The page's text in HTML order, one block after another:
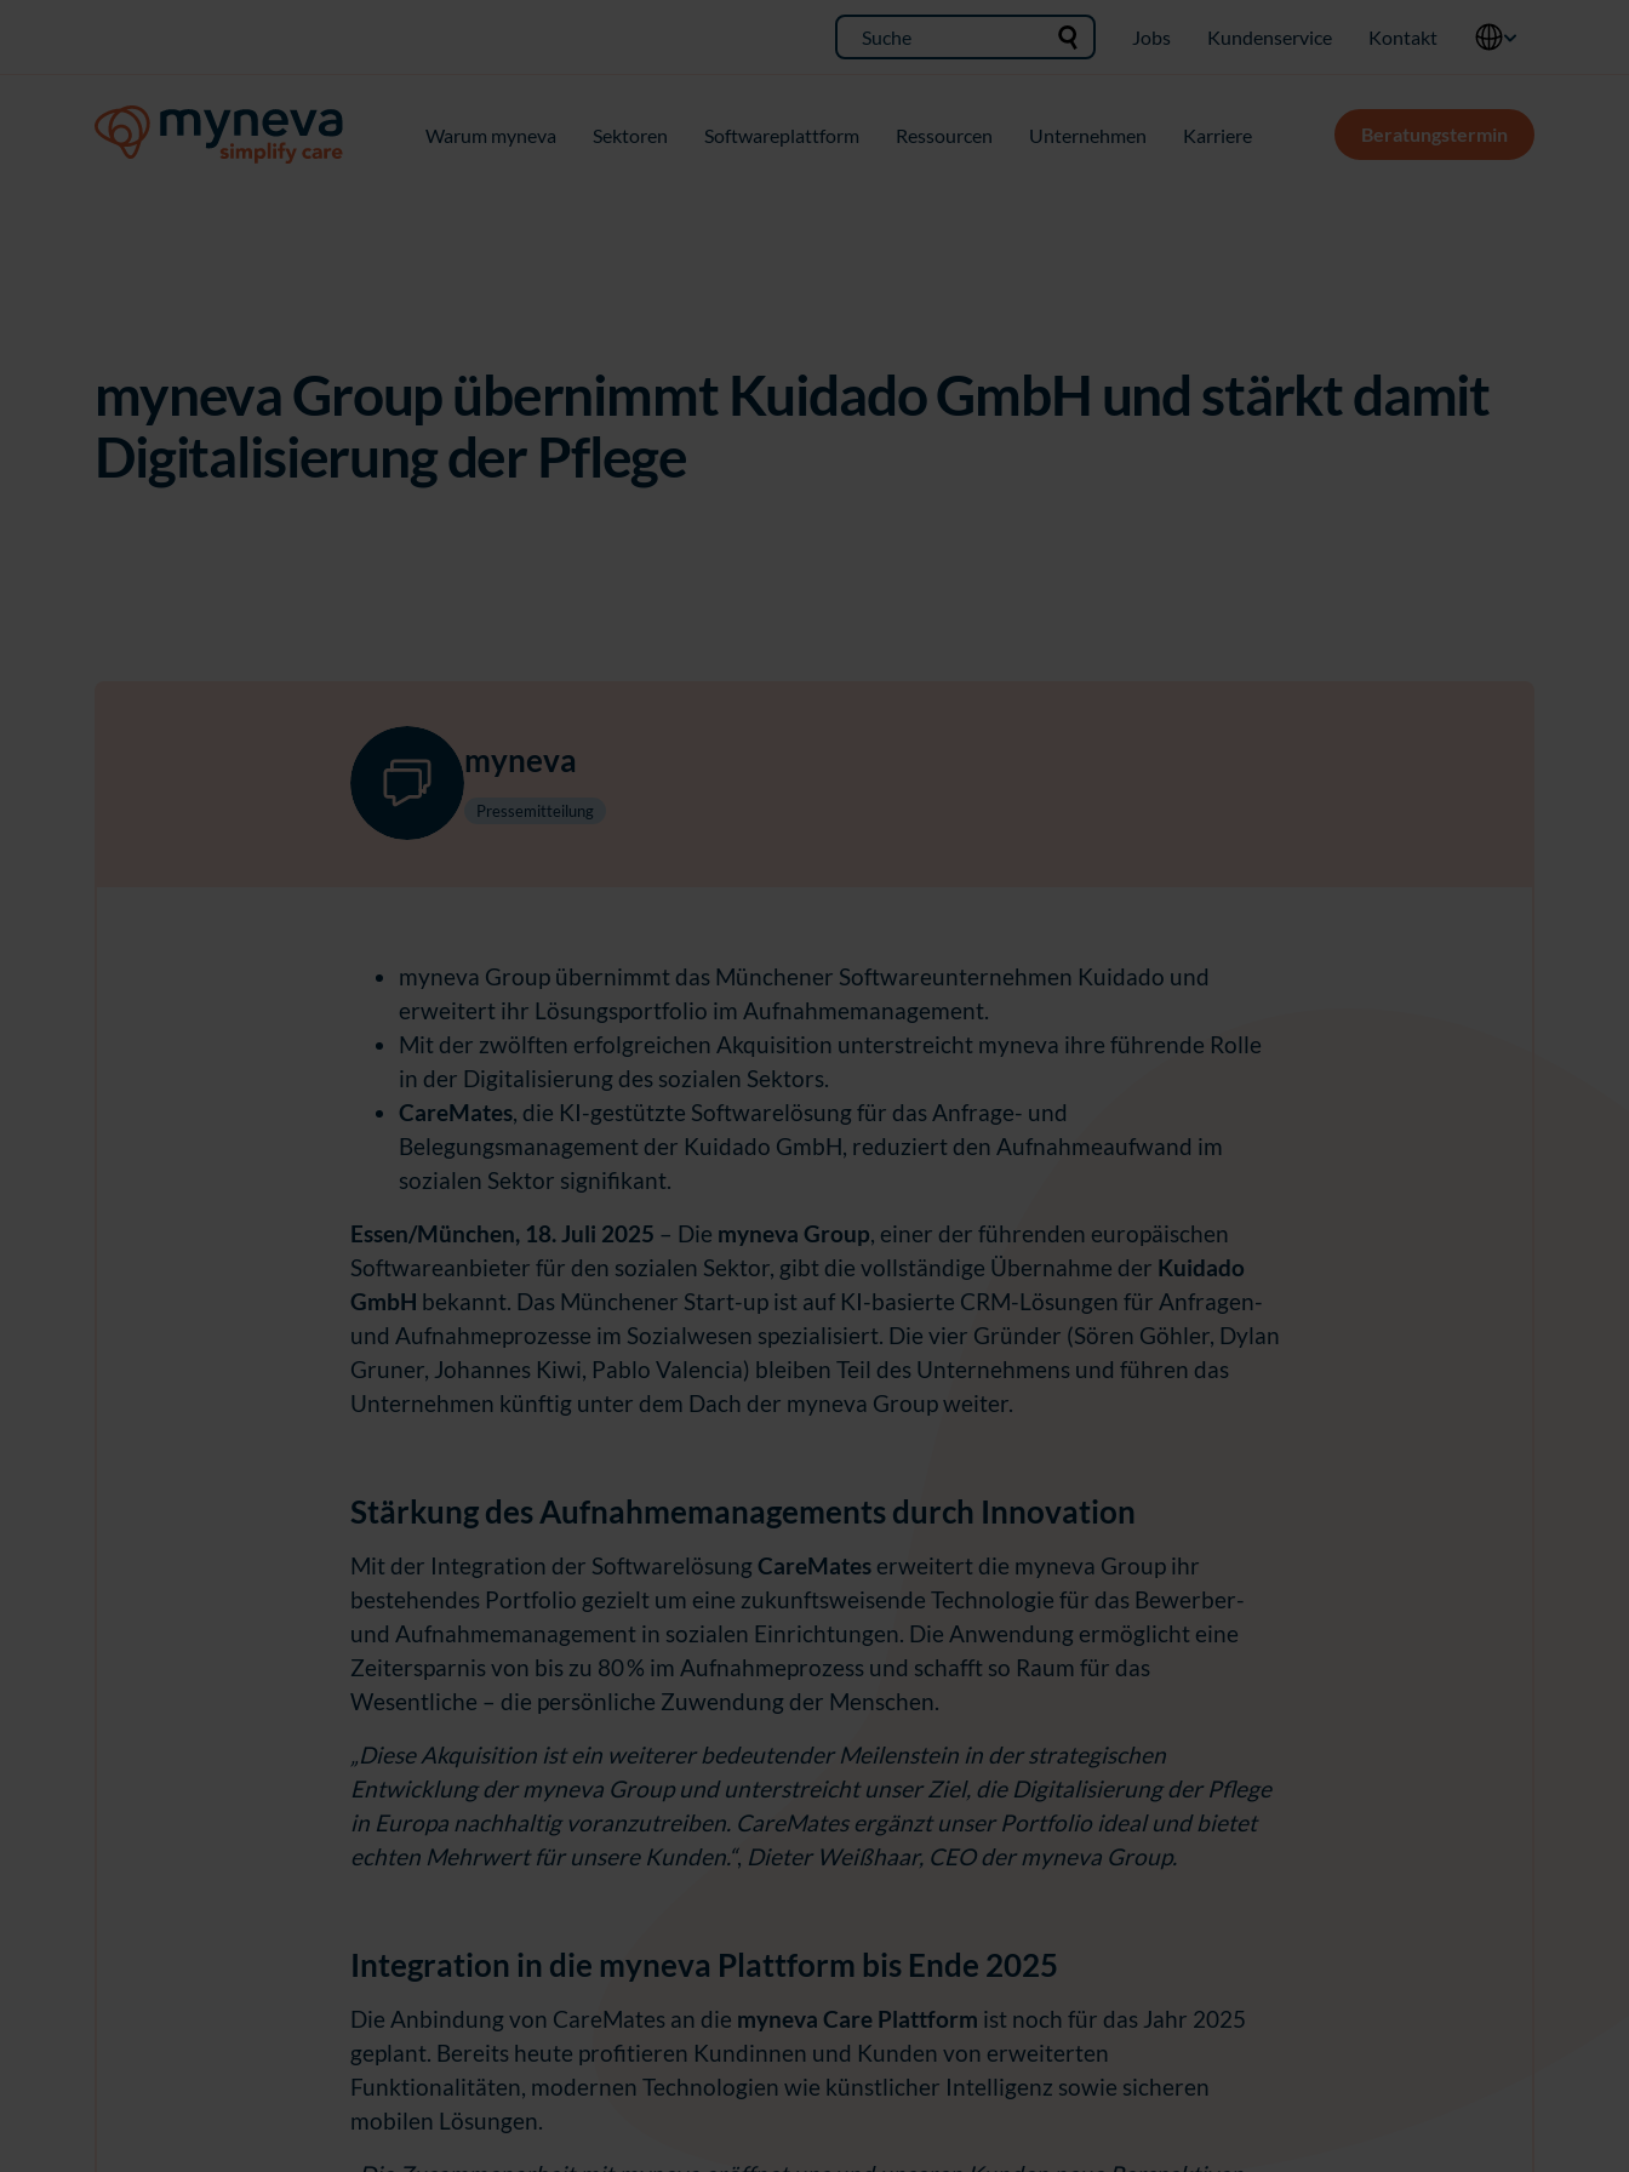
Jobs Kundenservice Kontakt
Warum myneva Sektoren Softwareplattform Ressourcen Unternehmen Karriere Beratungstermin
myneva Group übernimmt Kuidado GmbH und stärkt damit
Digitalisierung der Pflege
myneva
Pressemitteilung
myneva Group übernimmt das Münchener Softwareunternehmen Kuidado und
erweitert ihr Lösungsportfolio im Aufnahmemanagement.
Mit der zwölften erfolgreichen Akquisition unterstreicht myneva ihre führende Rolle
in der Digitalisierung des sozialen Sektors.
CareMates, die KI-gestützte Softwarelösung für das Anfrage- und
Belegungsmanagement der Kuidado GmbH, reduziert den Aufnahmeaufwand im
sozialen Sektor signifikant.
Essen/München, 18. Juli 2025 – Die myneva Group, einer der führenden europäischen
Softwareanbieter für den sozialen Sektor, gibt die vollständige Übernahme der Kuidado
GmbH bekannt. Das Münchener Start-up ist auf KI-basierte CRM-Lösungen für Anfragen-
und Aufnahmeprozesse im Sozialwesen spezialisiert. Die vier Gründer (Sören Göhler, Dylan
Gruner, Johannes Kiwi, Pablo Valencia) bleiben Teil des Unternehmens und führen das
Unternehmen künftig unter dem Dach der myneva Group weiter.
Stärkung des Aufnahmemanagements durch Innovation
Mit der Integration der SoftwarelösungCareMates erweitert die myneva Group ihr
bestehendes Portfolio gezielt um eine zukunftsweisende Technologie für das Bewerber-
und Aufnahmemanagement in sozialen Einrichtungen. Die Anwendung ermöglicht eine
Zeitersparnis von bis zu 80 % im Aufnahmeprozess und schafft so Raum für das
Wesentliche – die persönliche Zuwendung der Menschen.
„Diese Akquisition ist ein weiterer bedeutender Meilenstein in der strategischen
Entwicklung der myneva Group und unterstreicht unser Ziel, die Digitalisierung der Pflege
in Europa nachhaltig voranzutreiben. CareMates ergänzt unser Portfolio ideal und bietet
echten Mehrwert für unsere Kunden.“, Dieter Weißhaar, CEO der myneva Group.
Integration in die myneva Plattform bis Ende 2025
Die Anbindung von CareMates an die myneva Care Plattform ist noch für das Jahr 2025
geplant. Bereits heute profitieren Kundinnen und Kunden von erweiterten
Funktionalitäten, modernen Technologien wie künstlicher Intelligenz sowie sicheren
mobilen Lösungen.